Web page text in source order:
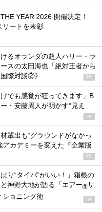
YEAR 2026 開催決定！
リートを表彰
るオランダの超人ハリー・ラ
スの太田海也「絶対王者から
際対談②》
PR
でも感覚が狂ってきます」B
・安藤周人が明かす“見え
PR
輩出も“グラウンドがなかっ
カデミーを変えた『企業版
PR
り“タイパ”がいい！」箱根の
神野大地が語る「エアー®サ
ショニング術 PR